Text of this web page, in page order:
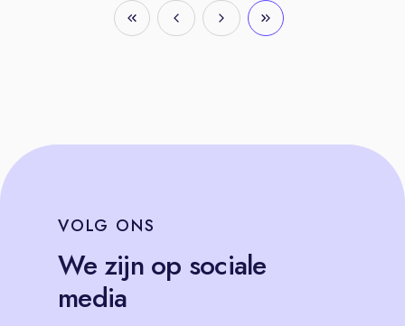
VOLG ONS
We zijn op sociale
media